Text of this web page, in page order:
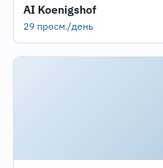
AI Koenigshof
29 просм./день